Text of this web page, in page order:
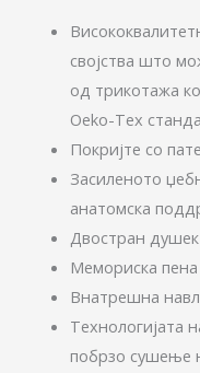
својства што
од трикотажа
Oeko-Tex
Покријте со
Засиленото
анатомска
Двостран
Мемориска
Внатрешна
Технологијата
побрзо сушење